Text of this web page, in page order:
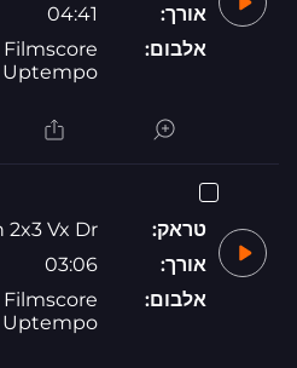
אורך:
04:41
אלבום:
Uptempo
טראק:
2x3 Vx Dr
אורך:
03:06
אלבום:
Uptempo